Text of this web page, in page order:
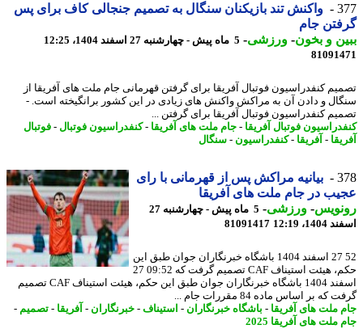
واکنش تند بازیکنان سنگال به تصمیم جنجالی کاف برای پس
جام
و بخون-ورزشی-5 ماه پیش - چهارشنبه 27 اسفند 1404، 12:25
کنفدراسیون فوتبال آفریقا برای گرفتن قهرمانی جام ملت های آفریقا از
و دادن آن به مراکش واکنش های زیادی در این کشور برانگیخته است. -
کنفدراسیون فوتبال آفریقا برای گرفتن ...
فوتبال آفریقا- جام ملت های آفریقا- کنفدراسیون فوتبال-فوتبال
- آفریقا- کنفدراسیون-سنگال
بیانیه مراکش پس از قهرمانی با رای
در جام ملت های آفریقا
-ورزشی-
5 ماه پیش - چهارشنبه 27
12:19
81091417
52 27 اسفند 1404 باشگاه خبرنگاران جوان طبق این
حکم، هیئت استیناف CAF تصمیم گرفت که 09:52 27
اسفند 1404 باشگاه خبرنگاران جوان طبق این حکم، هیئت استیناف CAF تصمیم
بر اساس ماده 84 مقررات جام ...
ملت های آفریقا- باشگاه خبرنگاران- استیناف-خبرنگاران- آفریقا- تصمیم-
های آفریقا 2025